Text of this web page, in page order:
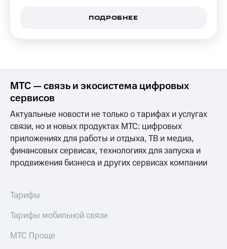
номер
МТС
Настройки
автоплатежа
Пополнить
номер
другого
и
Переводы
ПОДРОБНЕЕ
МТС — связь и экосистема цифровых
сервисов
Актуальные новости не только о тарифах и услугах
связи, но и новых продуктах МТС: цифровых
приложениях для работы и отдыха, ТВ и медиа,
финансовых сервисах, технологиях для запуска и
продвижения бизнеса и других сервисах компании
Тарифы
Тарифы мобильной связи
МТС Проще